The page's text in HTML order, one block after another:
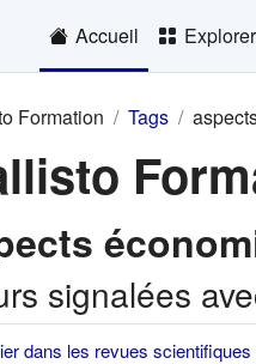
Accueil
Explorer
Formation Tags
signalées
dans les revues